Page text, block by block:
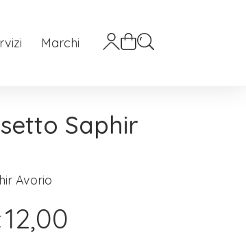
Marchi
Saphir
Avorio
12,00